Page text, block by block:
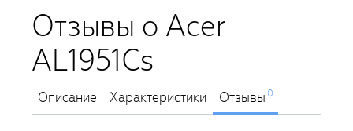
Отзывы о Acer
AL1951Cs
Описание Характеристики Отзывы0